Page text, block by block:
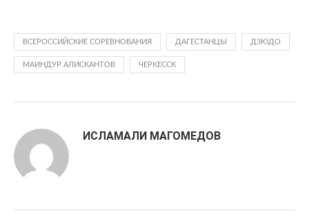
ВСЕРОССИЙСКИЕ СОРЕВНОВАНИЯ ДАГЕСТАНЦЫ ДЗЮДО
МАИНДУР АЛИСКАНТОВ ЧЕРКЕССК
ИСЛАМАЛИ МАГОМЕДОВ